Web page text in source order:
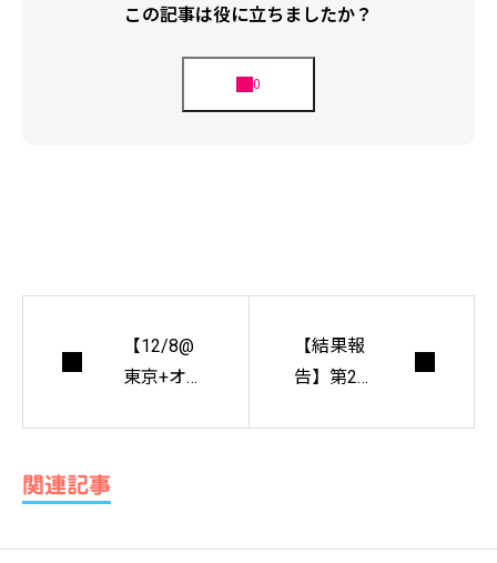
この記事は役に立ちましたか？
【12/8@
東京+オン
【結果報
告】第2
関連記事